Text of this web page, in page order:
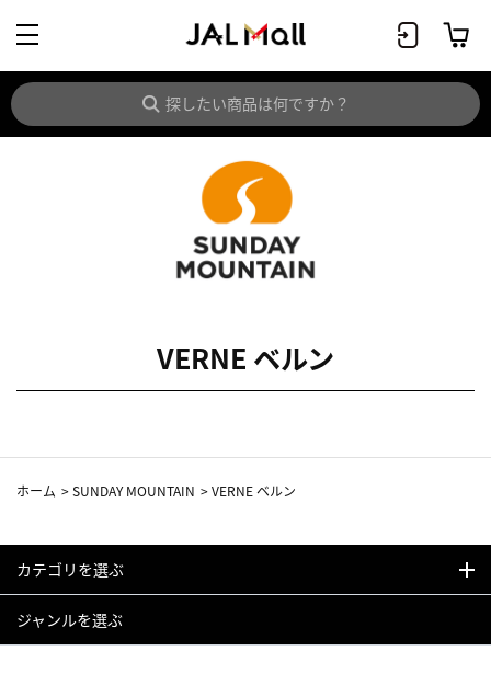
VERNE ベルン
ホーム >SUNDAY MOUNTAIN >VERNE ベルン
カテゴリを選ぶ
ジャンルを選ぶ